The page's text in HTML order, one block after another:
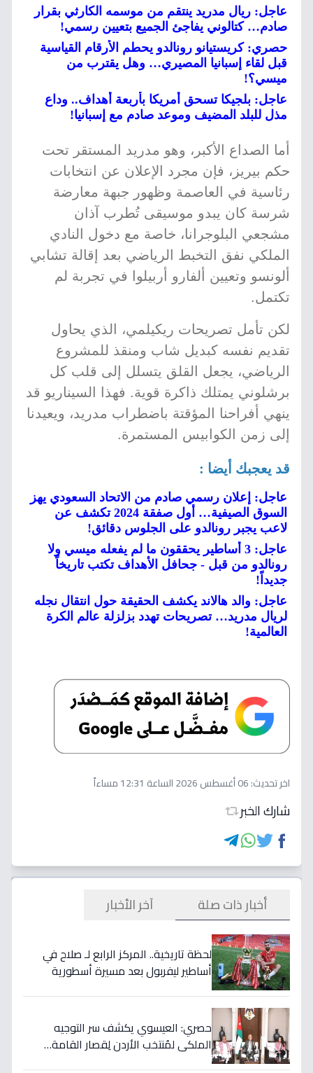
عاجل: ريال مدريد ينتقم من موسمه الكارثي بقرار
صادم… كتالوني يفاجئ الجميع بتعيين رسمي!
حصري: كريستيانو رونالدو يحطم الأرقام القياسية
قبل لقاء إسبانيا المصيري… وهل يقترب من
ميسي؟!
عاجل: بلجيكا تسحق أمريكا بأربعة أهداف.. وداع
مذل للبلد المضيف وموعد صادم مع إسبانيا!
أما الصداع الأكبر، وهو مدريد المستقر تحت
حكم بيريز، فإن مجرد الإعلان عن انتخابات
رئاسية في العاصمة وظهور جبهة معارضة
شرسة كان يبدو موسيقى تُطرب آذان
مشجعي البلوجرانا، خاصة مع دخول النادي
الملكي نفق التخبط الرياضي بعد إقالة تشابي
ألونسو وتعيين ألفارو أربيلوا في تجربة لم
تكتمل.
لكن تأمل تصريحات ريكيلمي، الذي يحاول
تقديم نفسه كبديل شاب ومنقذ للمشروع
الرياضي، يجعل القلق يتسلل إلى قلب كل
برشلوني يمتلك ذاكرة قوية. فهذا السيناريو قد
ينهي أفراحنا المؤقتة باضطراب مدريد، ويعيدنا
إلى زمن الكوابيس المستمرة.
قد يعجبك أيضا :
عاجل: إعلان رسمي صادم من الاتحاد السعودي يهز
السوق الصيفية… أول صفقة 2024 تكشف عن
لاعب يجبر رونالدو على الجلوس دقائق!
عاجل: 3 أساطير يحققون ما لم يفعله ميسي ولا
رونالدو من قبل - جحافل الأهداف تكتب تاريخاً
جديداً!
عاجل: والد هالاند يكشف الحقيقة حول انتقال نجله
لريال مدريد… تصريحات تهدد بزلزلة عالم الكرة
العالمية!
اخر تحديث:06 أغسطس 2026 الساعة 12:31 مساءاً
شارك الخبر
أخبار ذات صلة آخر الأخبار
لحظة تاريخية.. المركز الرابع لـ صلاح في
أساطير ليفربول بعد مسيرة أسطورية
حصري: العيسوي يكشف سر التوجيه
الملكي لمُنتخب الأردن لِقصار القامة…